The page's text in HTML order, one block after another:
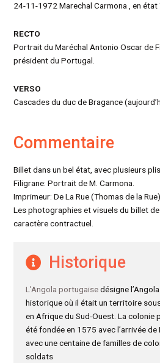
24-11-1972 Marechal Carmona , en état
RECTO
Portrait du Maréchal Antonio Oscar de
président du Portugal.
VERSO
Cascades du duc de Bragance
Commentaire
Billet dans un bel état, avec plusieurs
Filigrane: Portrait de M. Carmona.
Imprimeur: De La Rue (Thomas de la Rue).
Les photographies et visuels du billet
caractère contractuel.
Historique
L’Angola portugaisedésigne
historique où il était un territoire
en Afrique du Sud-Ouest. La colonie
été fondée en 1575 avec l’arrivée
avec une centaine de familles de
soldats